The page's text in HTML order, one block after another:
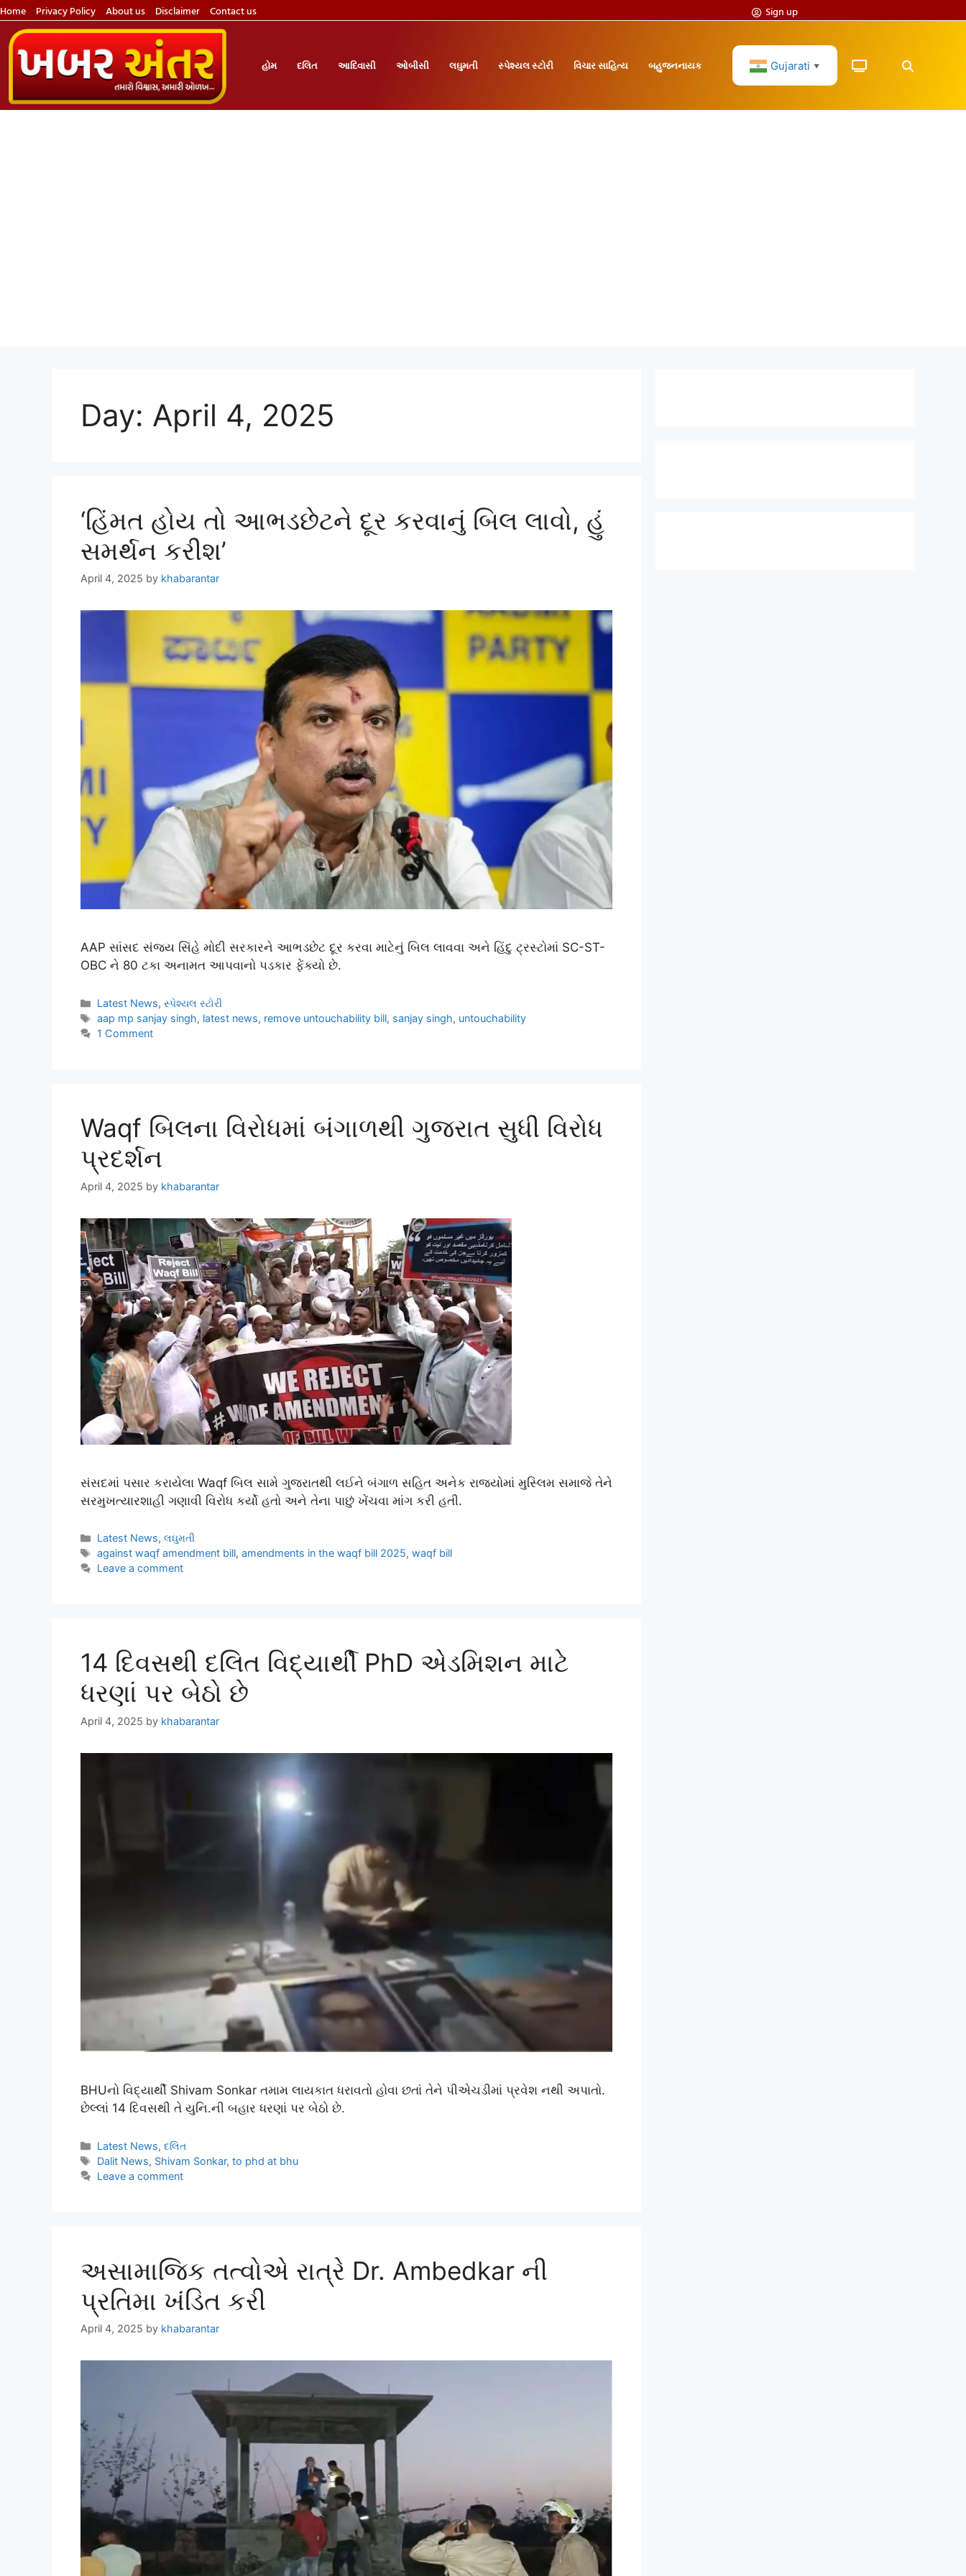
Home Privacy Policy About us Disclaimer Contact us Sign up
હોમ દલિત આદિવાસી ઓબીસી લઘુમતી સ્પેશ્યલ સ્ટોરી વિચાર સાહિત્ય બહુજનનાયક Gujarati ▼
Day: April 4, 2025
‘હિંમત હોય તો આભડછેટને દૂર કરવાનું બિલ લાવો, હું
સમર્થન કરીશ’
April 4, 2025 by khabarantar
AAP સાંસદ સંજય સિંહે મોદી સરકારને આભડછેટ દૂર કરવા માટેનું બિલ લાવવા અને હિંદુ ટ્રસ્ટોમાં SC-ST-
OBC ને 80 ટકા અનામત આપવાનો પડકાર ફેંક્યો છે.
Latest News,સ્પેશ્યલ સ્ટોરી
aap mp sanjay singh, latest news, remove untouchability bill, sanjay singh, untouchability
1 Comment
Waqf બિલના વિરોધમાં બંગાળથી ગુજરાત સુધી વિરોધ
પ્રદર્શન
April 4, 2025 by khabarantar
સંસદમાં પસાર કરાયેલા Waqf બિલ સામે ગુજરાતથી લઈને બંગાળ સહિત અનેક રાજ્યોમાં મુસ્લિમ સમાજે તેને
સરમુખત્યારશાહી ગણાવી વિરોધ કર્યો હતો અને તેના પાછું ખેંચવા માંગ કરી હતી.
Latest News,લઘુમતી
against waqf amendment bill,amendments in the waqf bill 2025,waqf bill
Leave a comment
14 દિવસથી દલિત વિદ્યાર્થી PhD એડમિશન માટે
ધરણાં પર બેઠો છે
April 4, 2025 by khabarantar
BHUનો વિદ્યાર્થી Shivam Sonkar તમામ લાયકાત ધરાવતો હોવા છતાં તેને પીએચડીમાં પ્રવેશ નથી અપાતો.
છેલ્લાં 14 દિવસથી તે યુનિ.ની બહાર ધરણાં પર બેઠો છે.
Latest News,દલિત
Dalit News, Shivam Sonkar,to phd at bhu
Leave a comment
અસામાજિક તત્વોએ રાત્રે Dr. Ambedkar ની
પ્રતિમા ખંડિત કરી
April 4, 2025 by khabarantar